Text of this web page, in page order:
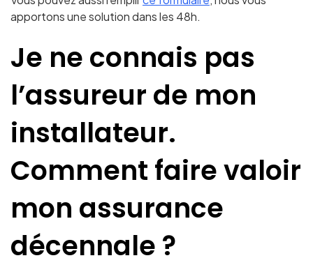
apportons une solution dans les 48h.
Je ne connais pas
l’assureur de mon
installateur.
Comment faire valoir
mon assurance
décennale ?